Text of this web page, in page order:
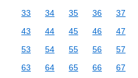
33
34 35 36 37
43
44 45 46 47
53
54 55 56 57
63
64 65 66 67